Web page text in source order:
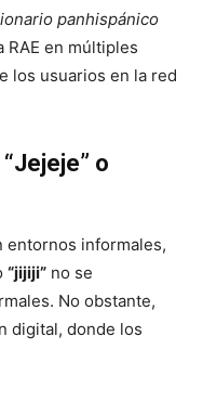
panhispánico
RAE en múltiples
los usuarios en la red
o
entornos informales,
“jijiji” no se
No obstante,
digital, donde los